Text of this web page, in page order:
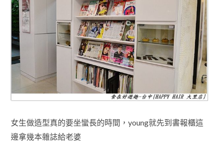
女生做造型真的要坐蠻長的時間，young就先到書報櫃這
邊拿幾本雜誌給老婆